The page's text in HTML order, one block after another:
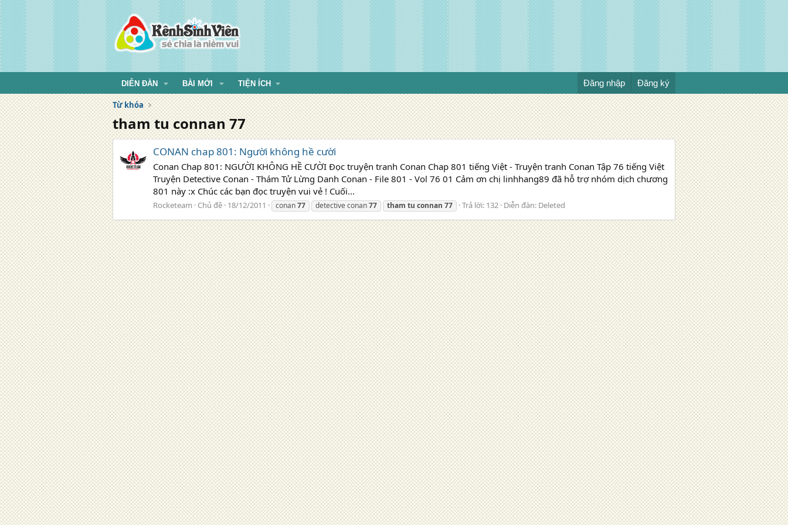
DIỄN ĐÀN BÀI MỚI TIỆN ÍCH Đăng nhập Đăng ký
Từ khóa
tham tu connan 77
CONAN chap 801: Người không hề cười
Conan Chap 801: NGƯỜI KHÔNG HỀ CƯỜI Đọc truyện tranh Conan Chap 801 tiếng Việt - Truyện tranh Conan Tập 76 tiếng Việt
Truyện Detective Conan - Thám Tử Lừng Danh Conan - File 801 - Vol 76 01 Cảm ơn chị linhhang89 đã hỗ trợ nhóm dịch chương
801 này :x Chúc các bạn đọc truyện vui vẻ ! Cuối...
Rocketeam Chủ đề 18/12/2011 conan77 detective conan77 tham tu connan 77 Trả lời: 132 Diễn đàn: Deleted